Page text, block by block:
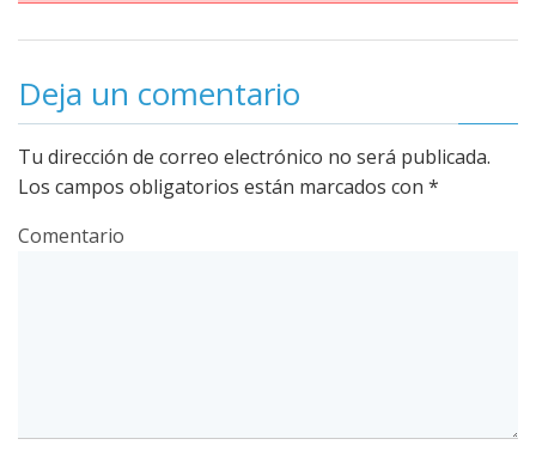
Deja un comentario
Tu dirección de correo electrónico no será publicada.
Los campos obligatorios están marcados con *
Comentario